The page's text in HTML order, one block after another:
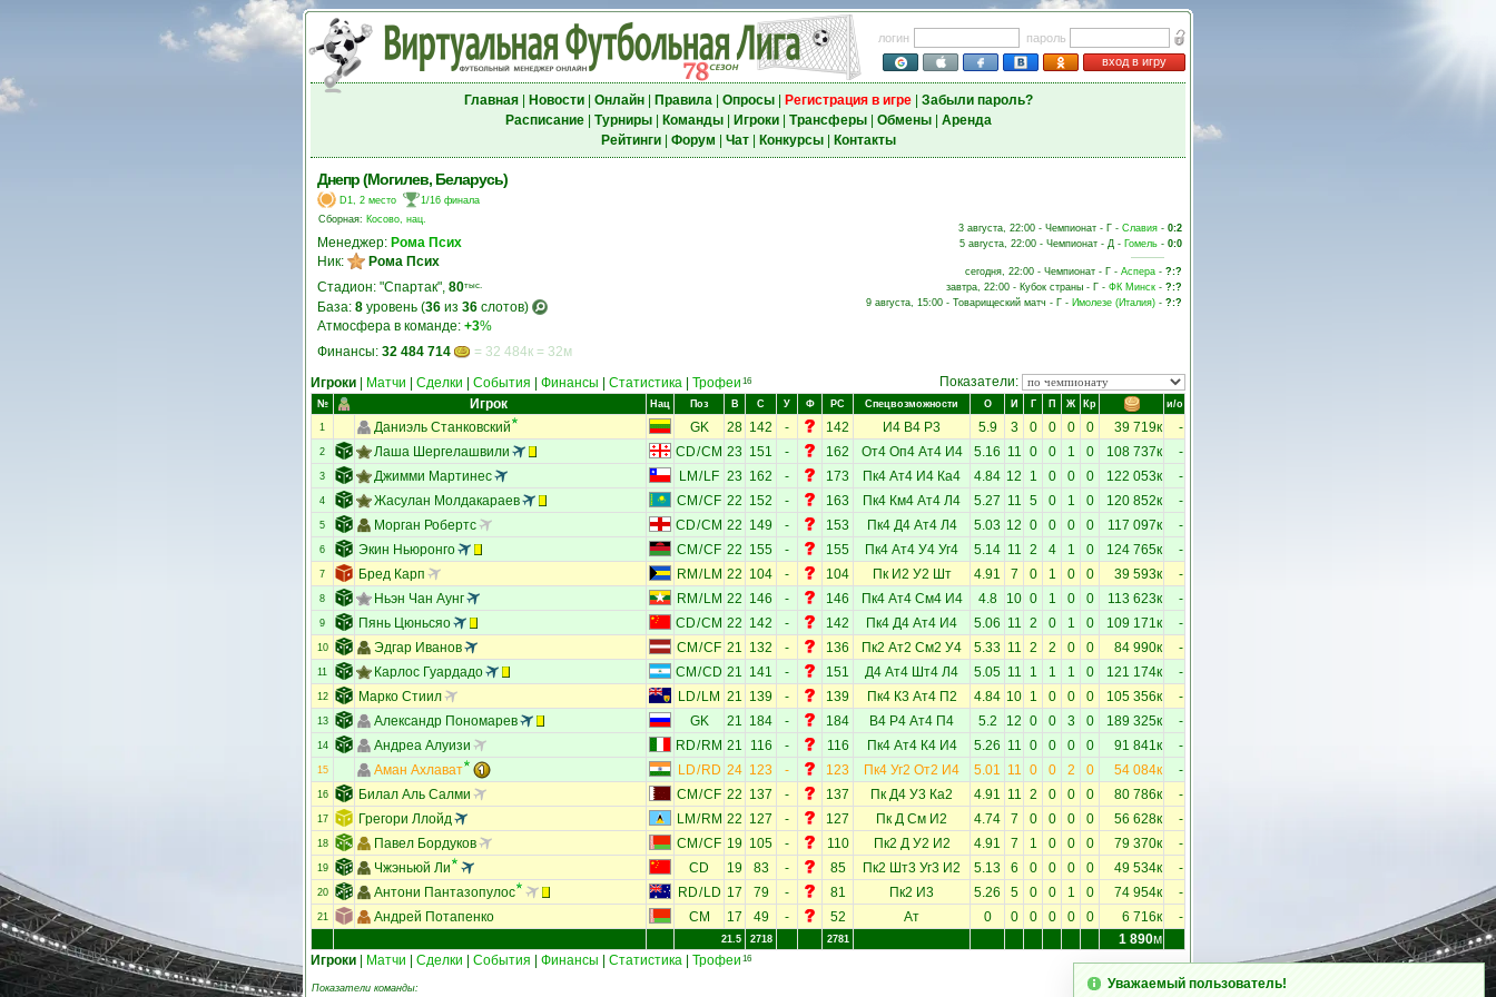
логин
пароль
вход в игру
Главная| Новости| Онлайн| Правила| Опросы| Регистрация в игре| Забыли пароль?
Расписание| Турниры| Команды| Игроки| Трансферы| Обмены| Аренда
Рейтинги| Форум Чат| Конкурсы| Контакты
Днепр (Могилев, Беларусь)
D1, 2 место
1/16 финала
Сборная: Косово, нац.
Менеджер: Рома Псих
Ник:
Рома Псих
Стадион: "Спартак", 80тыс.
База: 8 уровень (36 из 36 слотов)
Атмосфера в команде: +3%
Финансы: 32 484 714 = 32 484к = 32м
3 августа, 22:00 - Чемпионат - Г - Славия - 0:2
5 августа, 22:00 - Чемпионат - Д - Гомель - 0:0
сегодня, 22:00 - Чемпионат - Г - Аспера - ?:?
завтра, 22:00 - Кубок страны - Г - ФК Минск - ?:?
9 августа, 15:00 - Товарищеский матч - Г - Имолезе (Италия) - ?:?
Игроки Матчи Сделки События Финансы Статистика Трофеи 16 Показатели:
№ Игрок Нац Поз В С У Ф РС Спецвозможности О И Г П Ж Кр и/о
1 Даниэль Станковский GK 28 142 - 142 И4 В4 Р3 5.9 3 0 0 0 0 39 719к -
2 Лаша Шергелашвили CD/CM 23 151 - 162 От4 Оп4 Ат4 И4 5.16 11 0 0 1 0 108 737к -
3 Джимми Мартинес LM / LF 23 162 - 173 Пк4 Ат4 И4 Ка4 4.84 12 1 0 0 0 122 053к -
4 Жасулан Молдакараев CM /CF 22 152 - 163 Пк4 Км4 Ат4 Л4 5.27 11 5 0 1 0 120 852к -
5 Морган Робертс CD/CM 22 149 - 153 Пк4 Д4 Ат4 Л4 5.03 12 0 0 0 0 117 097к -
6 Экин Ньюронго CM /CF 22 155 - 155 Пк4 Ат4 У4 Уг4 5.14 11 2 4 1 0 124 765к -
7 Бред Карп RM /LM 22 104 - 104 Пк И2 У2 Шт 4.91 7 0 1 0 0 39 593к -
8 Ньэн Чан Аунг RM /LM 22 146 - 146 Пк4 Ат4 См4 И4 4.8 10 0 1 0 0 113 623к -
9 Пянь Цюньсяо CD/CM 22 142 - 142 Пк4 Д4 Ат4 И4 5.06 11 2 0 1 0 109 171к -
10 Эдгар Иванов CM /CF 21 132 - 136 Пк2 Ат2 См2 У4 5.33 11 2 2 0 0 84 990к -
11 Карлос Гуардадо CM /CD 21 141 - 151 Д4 Ат4 Шт4 Л4 5.05 11 1 1 1 0 121 174к -
12 Марко Стиил LD/ LM 21 139 - 139 Пк4 К3 Ат4 П2 4.84 10 1 0 0 0 105 356к -
13 Александр Пономарев GK 21 184 - 184 В4 Р4 Ат4 П4 5.2 12 0 0 3 0 189 325к -
14 Андреа Алуизи RD/ RM 21 116 - 116 Пк4 Ат4 К4 И4 5.26 11 0 0 0 0 91 841к -
15 Аман Ахлават LD/RD 24 123 - 123 Пк4 Уг2 От2 И4 5.01 11 0 0 2 0 54 084к -
16 Билал Аль Салми CM /CF 22 137 - 137 Пк Д4 У3 Ка2 4.91 11 2 0 0 0 80 786к -
17 Грегори Ллойд LM /RM 22 127 - 127 Пк Д См И2 4.74 7 0 0 0 0 56 628к -
18 Павел Бордуков CM /CF 19 105 - 110 Пк2 Д У2 И2 4.91 7 1 0 0 0 79 370к -
19 Чжэньюй Ли CD 19 83 - 85 Пк2 Шт3 Уг3 И2 5.13 6 0 0 0 0 49 534к -
20 Антони Пантазопулос RD/LD 17 79 - 81 Пк2 И3 5.26 5 0 0 1 0 74 954к -
21 Андрей Потапенко CM 17 49 - 52 Ат 0 0 0 0 0 0 6 716к -
21.5 2718 2781 1 890м
Игроки
Матчи Сделки События Финансы Статистика Трофеи 16
Показатели команды: Уважаемый пользователь!